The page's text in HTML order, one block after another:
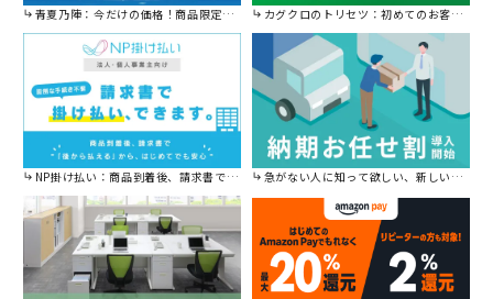
青夏乃陣：今だけの価格！商品限定セール開催中です。 カグクロのトリセツ：初めてのお客様はこちら。
NP掛け払い：商品到着後、請求書で後から払えます。 急がない人に知って欲しい、新しい割引を始めました。